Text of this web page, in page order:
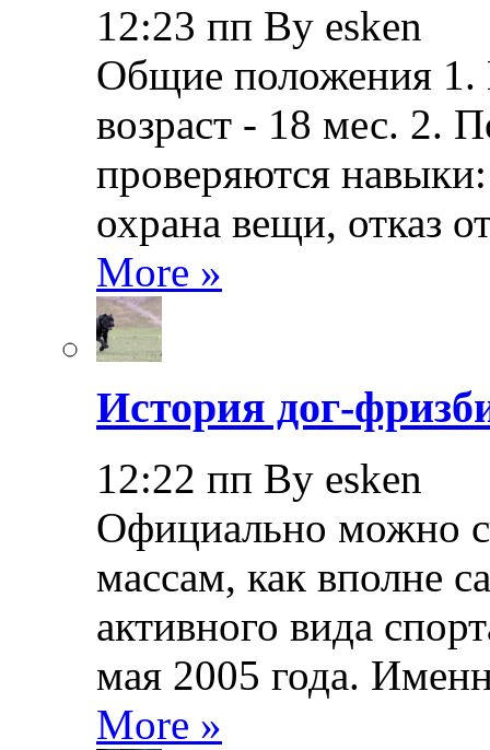
12:23 пп By esken
Общие положения
возраст - 18 мес. 2.
проверяются
охрана вещи, отказ
More »
История дог-
12:22 пп By esken
Официально можно
массам, как вполне
активного вида
мая 2005 года.
More »